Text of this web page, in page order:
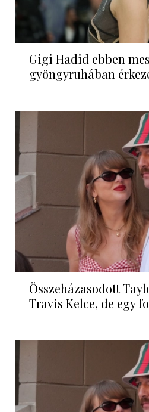
Gigi Hadid ebben
gyöngyruhában
Összeházasodott
Travis Kelce, de egy